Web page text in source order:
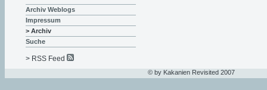
Archiv Weblogs
Impressum
> Archiv
Suche
> RSS Feed
© by Kakanien Revisited 2007